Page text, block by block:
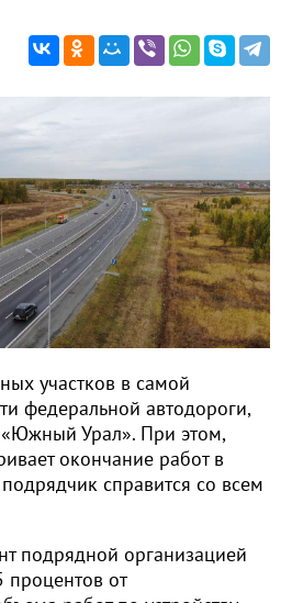
участков в самой
федеральной автодороги,
Урал». При этом,
окончание работ в
справится со всем
подрядной организацией
от